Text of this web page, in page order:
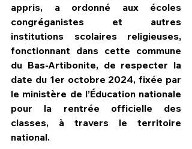
appris, a ordonné aux écoles
congréganistes et autres
institutions scolaires religieuses,
fonctionnant dans cette commune
du Bas-Artibonite, de respecter la
date du 1er octobre 2024, fixée par
le ministère de l’Éducation nationale
pour la rentrée officielle des
classes, à travers le territoire
national.